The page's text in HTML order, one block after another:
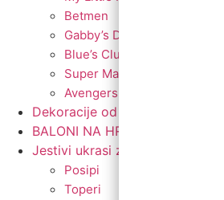
Betmen
Gabby’s Dollhouse
Blue’s Clues
Super Mario
Avengers
Dekoracije od balona
BALONI NA HRVATSKOM JEZIKU
Jestivi ukrasi za torte
Posipi
Toperi